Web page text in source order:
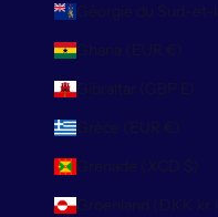
Ghana (EUR €)
Gibraltar (GBP £)
Grèce (EUR €)
Grenade (XCD $)
Groenland (DKK kr.)